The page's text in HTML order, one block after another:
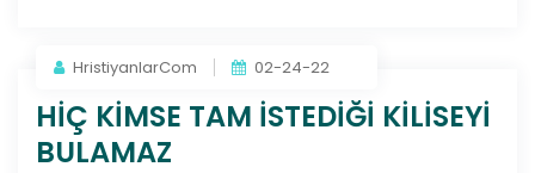
HristiyanlarCom 02-24-22
HİÇ KİMSE TAM İSTEDİĞİ KİLİSEYİ
BULAMAZ